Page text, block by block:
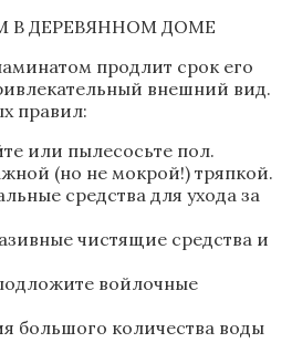
В ДЕРЕВЯННОМ ДОМЕ
продлит срок его
внешний вид.
правил:
или пылесосьте пол.
(но не мокрой!) тряпкой.
средства для ухода за
чистящие средства и
войлочные
большого количества воды